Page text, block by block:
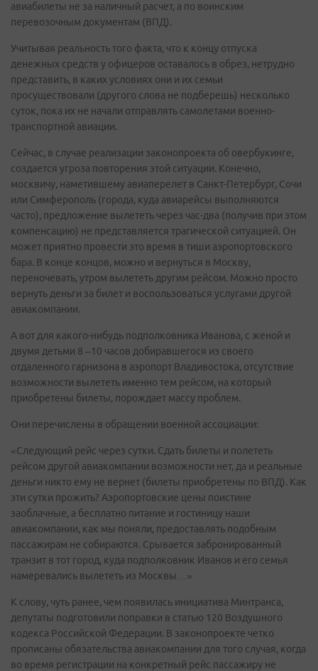
авиабилеты не за наличный расчет, а по воинским
перевозочным документам (ВПД).
Учитывая реальность того факта, что к концу отпуска
денежных средств у офицеров оставалось в обрез, нетрудно
представить, в каких условиях они и их семьи
просуществовали (другого слова не подберешь) несколько
суток, пока их не начали отправлять самолетами военно-
транспортной авиации.
Сейчас, в случае реализации законопроекта об овербукинге,
создается угроза повторения этой ситуации. Конечно,
москвичу, наметившему авиаперелет в Санкт-Петербург, Сочи
или Симферополь (города, куда авиарейсы выполняются
часто), предложение вылететь через час-два (получив при этом
компенсацию) не представляется трагической ситуацией. Он
может приятно провести это время в тиши аэропортовского
бара. В конце концов, можно и вернуться в Москву,
переночевать, утром вылететь другим рейсом. Можно просто
вернуть деньги за билет и воспользоваться услугами другой
авиакомпании.
А вот для какого-нибудь подполковника Иванова, с женой и
двумя детьми 8 –10 часов добиравшегося из своего
отдаленного гарнизона в аэропорт Владивостока, отсутствие
возможности вылететь именно тем рейсом, на который
приобретены билеты, порождает массу проблем.
Они перечислены в обращении военной ассоциации:
«Следующий рейс через сутки. Сдать билеты и полететь
рейсом другой авиакомпании возможности нет, да и реальные
деньги никто ему не вернет (билеты приобретены по ВПД). Как
эти сутки прожить? Аэропортовские цены поистине
заоблачные, а бесплатно питание и гостиницу наши
авиакомпании, как мы поняли, предоставлять подобным
пассажирам не собираются. Срывается забронированный
транзит в тот город, куда подполковник Иванов и его семья
намеревались вылететь из Москвы…»
К слову, чуть ранее, чем появилась инициатива Минтранса,
депутаты подготовили поправки в статью 120 Воздушного
кодекса Российской Федерации. В законопроекте четко
прописаны обязательства авиакомпании для того случая, когда
во время регистрации на конкретный рейс пассажиру не